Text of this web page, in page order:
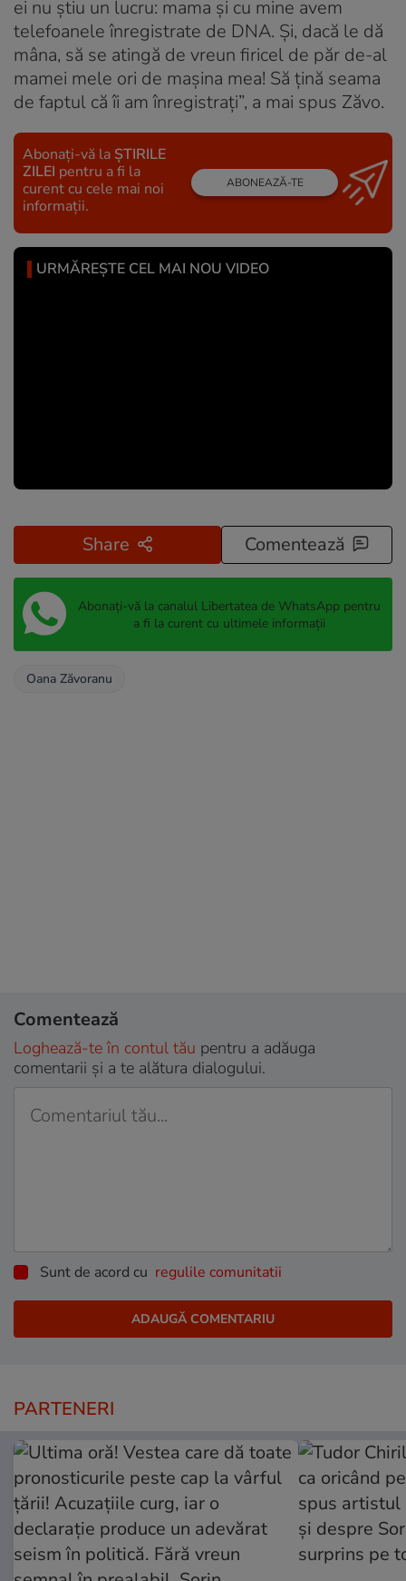
ei nu ştiu un lucru: mama şi cu mine avem
telefoanele înregistrate de DNA. Şi, dacă le dă
mâna, să se atingă de vreun firicel de păr de-al
mamei mele ori de maşina mea! Să ţină seama
de faptul că îi am înregistraţi”, a mai spus Zăvo.
Abonați-vă la ȘTIRILE
ZILEI pentru a fi la
curent cu cele mai noi
informații.
ABONEAZĂ-TE
URMĂREȘTE CEL MAI NOU VIDEO
Share Comentează
Abonați-vă la canalul Libertatea de WhatsApp pentru
a fi la curent cu ultimele informații
Oana Zăvoranu
Comentează
Loghează-te în contul tău pentru a adăuga
comentarii și a te alătura dialogului.
Sunt de acord cu regulile comunitatii
PARTENERI